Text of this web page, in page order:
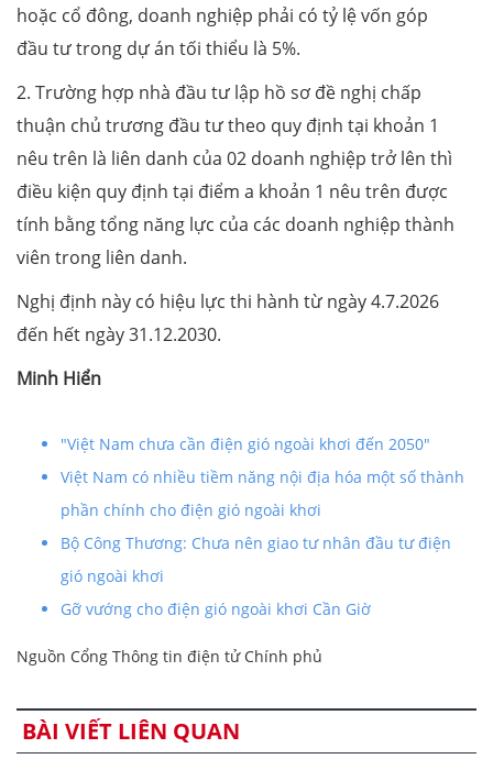
hoặc cổ đông, doanh nghiệp phải có tỷ lệ vốn góp
đầu tư trong dự án tối thiểu là 5%.
2. Trường hợp nhà đầu tư lập hồ sơ đề nghị chấp
thuận chủ trương đầu tư theo quy định tại khoản 1
nêu trên là liên danh của 02 doanh nghiệp trở lên thì
điều kiện quy định tại điểm a khoản 1 nêu trên được
tính bằng tổng năng lực của các doanh nghiệp thành
viên trong liên danh.
Nghị định này có hiệu lực thi hành từ ngày 4.7.2026
đến hết ngày 31.12.2030.
Minh Hiển
"Việt Nam chưa cần điện gió ngoài khơi đến 2050"
Việt Nam có nhiều tiềm năng nội địa hóa một số thành
phần chính cho điện gió ngoài khơi
Bộ Công Thương: Chưa nên giao tư nhân đầu tư điện
gió ngoài khơi
Gỡ vướng cho điện gió ngoài khơi Cần Giờ
Nguồn Cổng Thông tin điện tử Chính phủ
BÀI VIẾT LIÊN QUAN